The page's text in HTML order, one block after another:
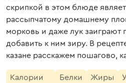
скрипкой в этом блюде
рассыпчатому домашнему
морковь и даже лук заиграют
добавить к ним зиру. В
казане расскажем пошагово,
Калории
Белки
Жиры